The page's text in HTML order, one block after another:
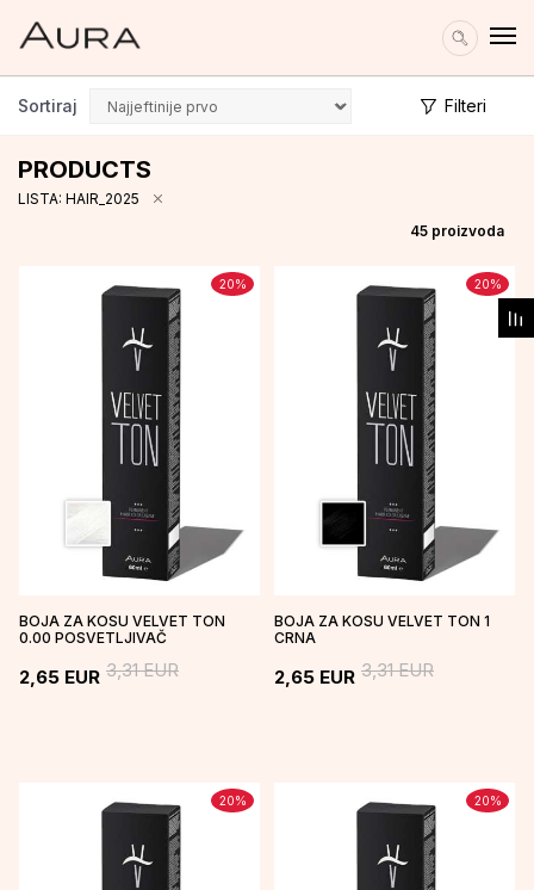
PRODUCTS
Sortiraj Filteri
LISTA: HAIR_2025
45 proizvoda
20%
BOJA ZA KOSU VELVET TON
0.00 POSVETLJIVAČ
2,65 EUR 3,31EUR
20%
BOJA ZA KOSU VELVET TON 1
CRNA
2,65 EUR 3,31EUR
20% 20%